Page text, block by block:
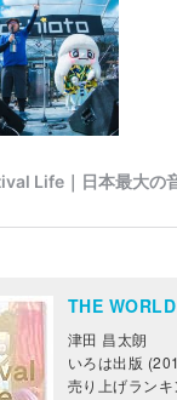
THE
津田 昌太朗
いろは出版
売り上げラン